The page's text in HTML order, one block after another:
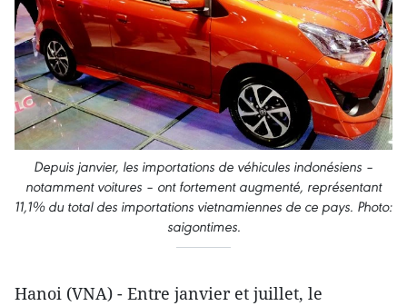
Depuis janvier, les importations de véhicules indonésiens –
notamment voitures – ont fortement augmenté, représentant
11,1% du total des importations vietnamiennes de ce pays. Photo:
saigontimes.
Hanoi (VNA) - Entre janvier et juillet, le